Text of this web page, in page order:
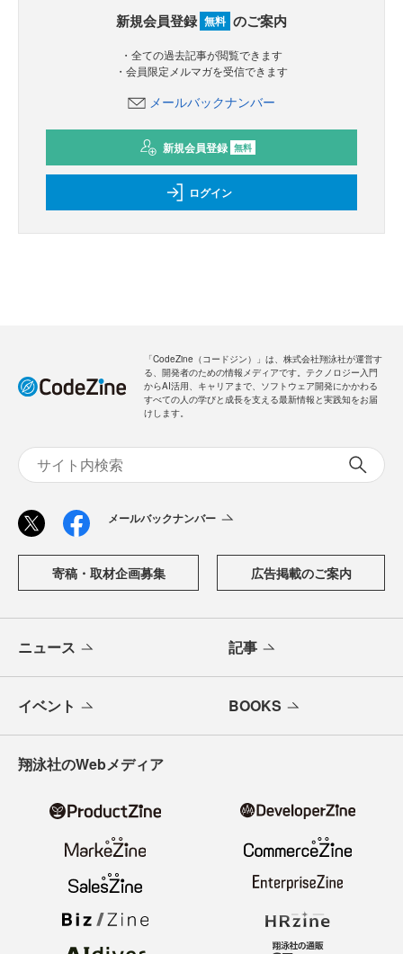
新規会員登録 無料 のご案内
・全ての過去記事が閲覧できます
・会員限定メルマガを受信できます
メールバックナンバー
新規会員登録 無料
ログイン
「CodeZine（コードジン）」は、株式会社翔泳社が運営す
る、開発者のための情報メディアです。テクノロジー入門
からAI活用、キャリアまで、ソフトウェア開発にかかわる
すべての人の学びと成長を支える最新情報と実践知をお届
けします。
メールバックナンバー
寄稿・取材企画募集 広告掲載のご案内
ニュース 記事
イベント BOOKS
翔泳社のWebメディア